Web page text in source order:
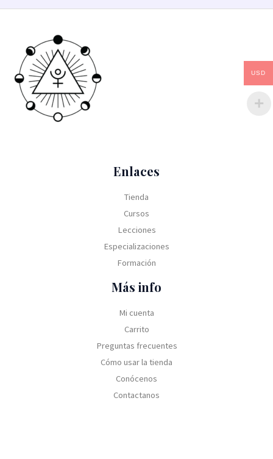
Enlaces
Tienda
Cursos
Lecciones
Especializaciones
Formación
Más info
Mi cuenta
Carrito
Preguntas frecuentes
Cómo usar la tienda
Conócenos
Contactanos
USD